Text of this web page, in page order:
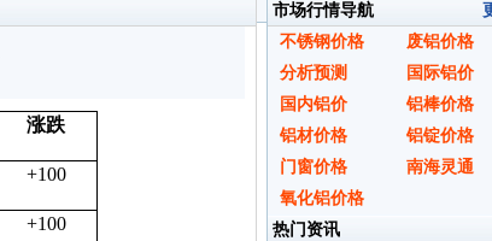
涨跌
+100
+100
市场行情导航
不锈钢价格
废铝价格
分析预测
国际铝价
国内铝价
铝棒价格
铝材价格
铝锭价格
门窗价格
南海灵通
氧化铝价格
热门资讯